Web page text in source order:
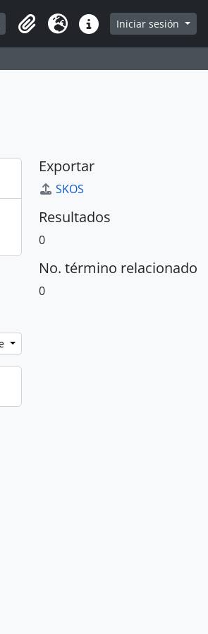
Search in browse page
Portapapeles
Idioma Enlaces rápidos
Iniciar sesión
Exportar
SKOS
Resultados
0
No. término relacionado
0